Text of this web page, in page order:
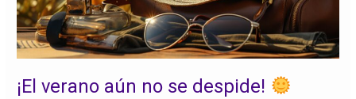
¡El verano aún no se despide!